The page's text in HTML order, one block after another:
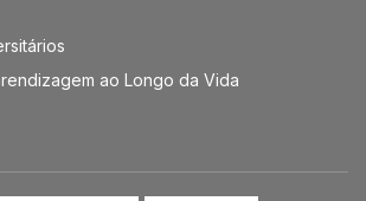
ao Longo da Vida